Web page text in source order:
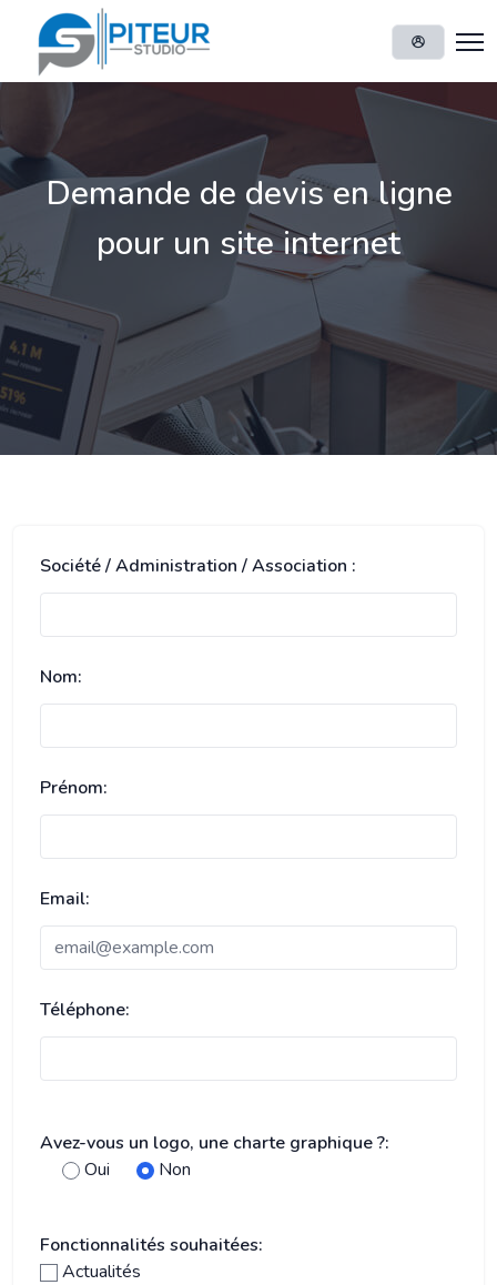
Demande de devis en ligne
pour un site internet
Société / Administration / Association :
Nom:
Prénom:
Email:
Téléphone:
Avez-vous un logo, une charte graphique ?:
Oui
Non
Fonctionnalités souhaitées:
Actualités